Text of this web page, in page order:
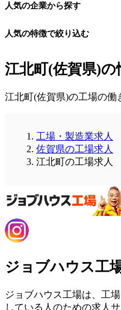
人気の企業から探す
人気の特徴で絞り込む
江北町(佐賀県)の
江北町(佐賀県)の工場の働
工場・製造業求人
佐賀県の工場求人
江北町の工場求人
ジョブハウス工
ジョブハウス工場は、工
している人のための求人サ